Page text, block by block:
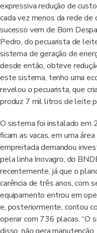
expressiva redução de
cada vez menos da rede de
sucesso vem de Bom
Pedro, do pecuarista de
sistema de geração de
desde então, obteve
este sistema, tenho uma
revelou o pecuarista, que
produz 7 mil litros de leite
O sistema foi instalado em
ficam as vacas, em uma
empreitada demandou
pela linha Inovagro, do
recentemente, já que o
carência de três anos, com
equipamento entrou em
e, posteriormente, contou
operar com 736 placas. “O